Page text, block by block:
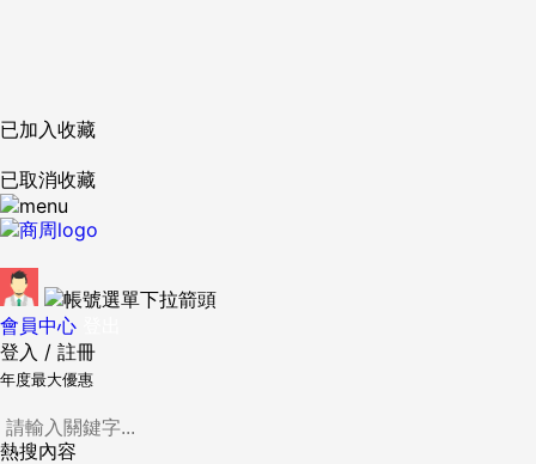
已加入收藏
已取消收藏
會員中心
登入 / 註冊
年度最大優惠
熱搜內容